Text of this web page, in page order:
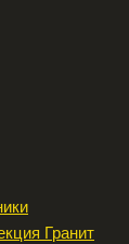
Гранит